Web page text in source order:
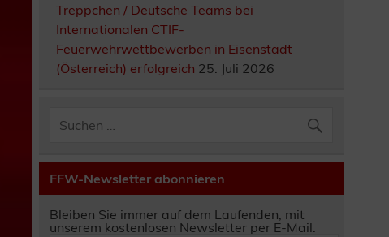
Treppchen / Deutsche Teams bei
Internationalen CTIF-
Feuerwehrwettbewerben in Eisenstadt
(Österreich) erfolgreich 25. Juli 2026
FFW-Newsletter abonnieren
Bleiben Sie immer auf dem Laufenden, mit
unserem kostenlosen Newsletter per E-Mail.